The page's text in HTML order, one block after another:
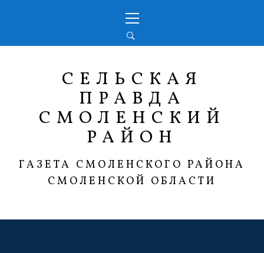
меню
СЕЛЬСКАЯ
ПРАВДА
СМОЛЕНСКИЙ
РАЙОН
ГАЗЕТА СМОЛЕНСКОГО РАЙОНА
СМОЛЕНСКОЙ ОБЛАСТИ